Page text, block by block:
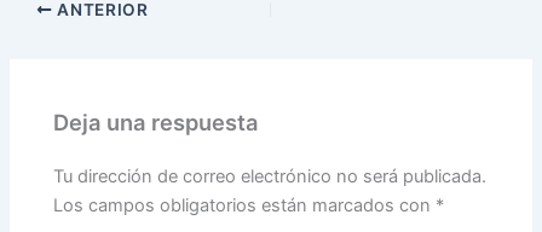
ANTERIOR
Deja una respuesta
Tu dirección de correo electrónico no será publicada.
Los campos obligatorios están marcados con *